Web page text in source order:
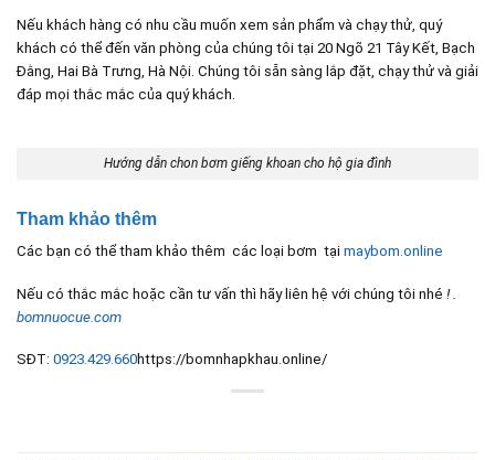
Nếu khách hàng có nhu cầu muốn xem sản phẩm và chạy thử, quý
khách có thể đến văn phòng của chúng tôi tại 20 Ngõ 21 Tây Kết, Bạch
Đằng, Hai Bà Trưng, Hà Nội. Chúng tôi sẵn sàng lắp đặt, chạy thử và giải
đáp mọi thắc mắc của quý khách.
Hướng dẫn chon bơm giếng khoan cho hộ gia đình
Tham khảo thêm
Các bạn có thể tham khảo thêm các loại bơm tại maybom.online
Nếu có thắc mắc hoặc cần tư vấn thì hãy liên hệ với chúng tôi nhé ! .
bomnuocue.com
SĐT: 0923.429.660https://bomnhapkhau.online/